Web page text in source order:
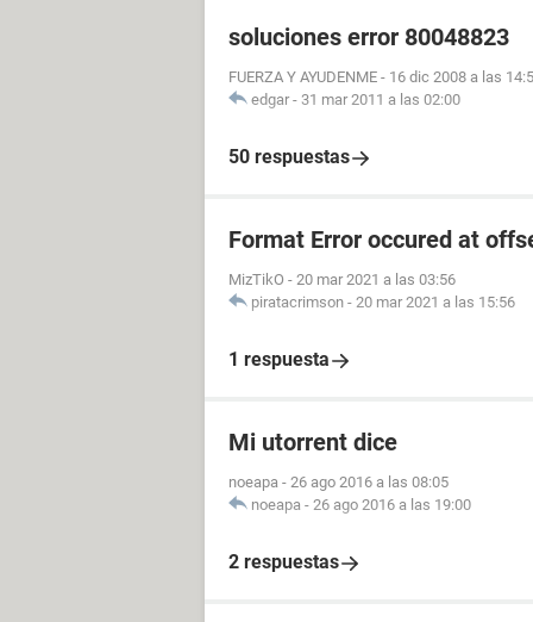
soluciones error 80048823
FUERZA Y AYUDENME - 16 dic 2008 a las
edgar - 31 mar 2011 a las 02:00
50 respuestas
Format Error occured at
MizTikO - 20 mar 2021 a las 03:56
piratacrimson - 20 mar 2021 a las 15:56
1 respuesta
Mi utorrent dice
noeapa - 26 ago 2016 a las 08:05
noeapa - 26 ago 2016 a las 19:00
2 respuestas